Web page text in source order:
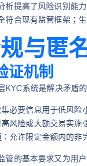
析提高了风险识别能
符合现有监管框架；
与匿
证机制
KYC系统是解决矛盾的
集必要信息用于低风险
高风险或大额交易实施
：允许限定金额内的非
管的基本要求又为用